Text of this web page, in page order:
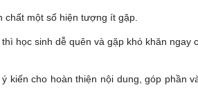
chất một số hiện tượng ít gặp.
học sinh dễ quên và gặp khó khăn ngay
kiến cho hoàn thiện nội dung, góp phần